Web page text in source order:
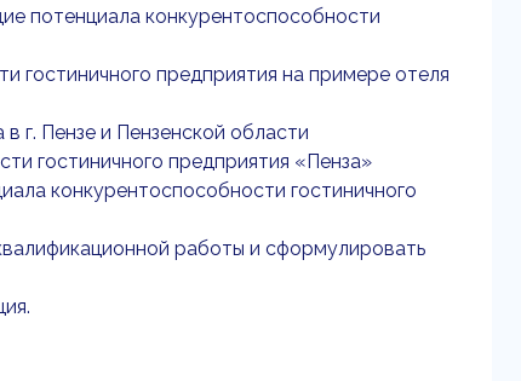
потенциала конкурентоспособности
гостиничного предприятия на примере отеля
г. Пензе и Пензенской области
гостиничного предприятия «Пенза»
конкурентоспособности гостиничного
работы и сформулировать